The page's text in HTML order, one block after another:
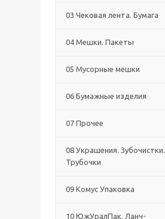
03 Чековая лента. Бумага
04 Мешки. Пакеты
05 Мусорные мешки
06 Бумажные изделия
07 Прочее
08 Украшения. Зубочистки.
Трубочки
09 Комус Упаковка
10 ЮжУралПак. Ланч-